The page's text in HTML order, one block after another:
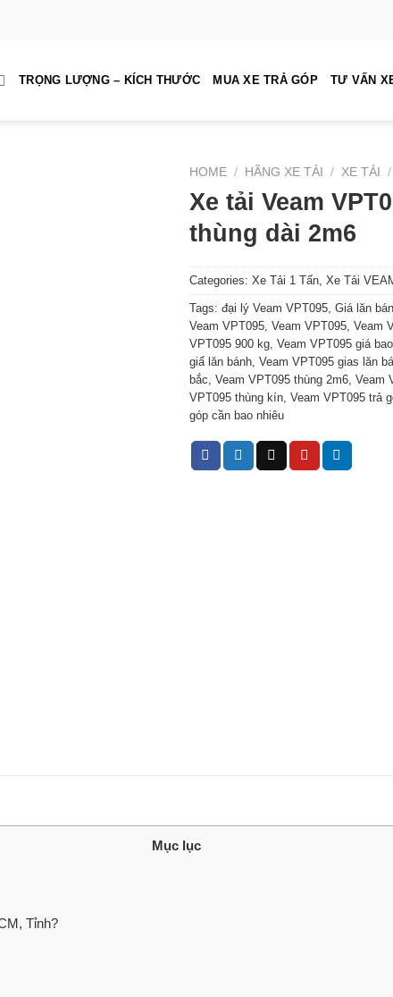
TRỌNG LƯỢNG – KÍCH THƯỚC MUA XE TRẢ GÓP TƯ VẤN
HOME / HÃNG XE TẢI / XE TẢI /
Xe tải Veam
thùng dài 2m6
Categories: Xe Tải 1 Tấn Xe Tải
Tags: đại lý Veam VPT095 Giá lăn
Veam VPT095 Veam VPT095 Veam
VPT095 900 kg Veam VPT095 giá
giấ lăn bánh Veam VPT095 gias lăn
bắc Veam VPT095 thùng 2m6 Veam
VPT095 thùng kín Veam VPT095 trả
góp cần bao nhiêu
Mục lục
Tỉnh?